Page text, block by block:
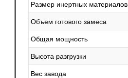
Размер инертных материалов
Объем готового замеса
Общая мощность
Высота разгрузки
Вес завода